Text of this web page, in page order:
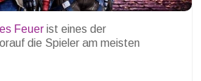
Feuer ist eines der
die Spieler am meisten